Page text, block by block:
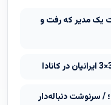
یک مدیر که رفت و
/ سرنوشت دنباله‌دار